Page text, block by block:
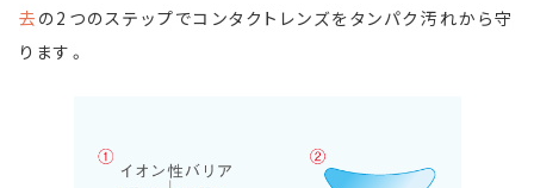
去 の2つのステップでコンタクトレンズをタンパク汚れから守
ります。